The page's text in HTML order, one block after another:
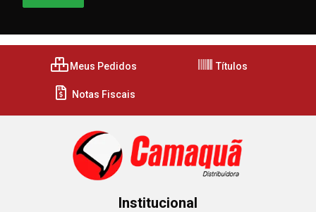
Meus Pedidos Títulos
Notas Fiscais
Institucional